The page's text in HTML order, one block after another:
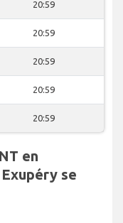
20:59
20:59
20:59
20:59
20:59
en
Exupéry